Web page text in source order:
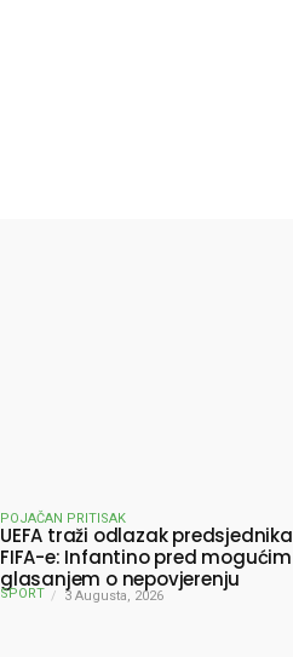
POJAČAN PRITISAK
UEFA traži odlazak predsjednika
FIFA-e: Infantino pred mogućim
glasanjem o nepovjerenju
SPORT 3 Augusta, 2026